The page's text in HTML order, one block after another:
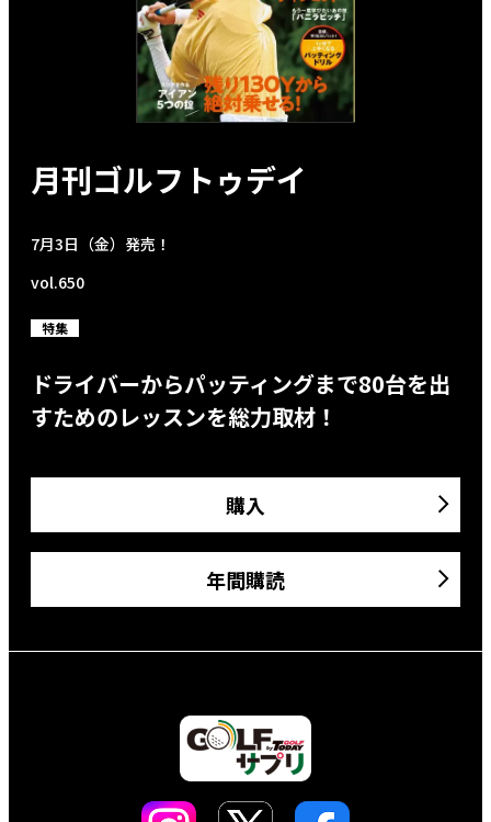
月刊ゴルフトゥデイ
7月3日（金）発売！
vol.650
特集
ドライバーからパッティングまで80台を出
すためのレッスンを総力取材！
購入
年間購読